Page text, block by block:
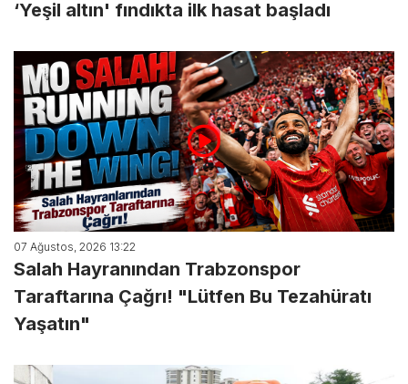
‘Yeşil altın' fındıkta ilk hasat başladı
07 Ağustos, 2026 13:22
Salah Hayranından Trabzonspor
Taraftarına Çağrı! "Lütfen Bu Tezahüratı
Yaşatın"